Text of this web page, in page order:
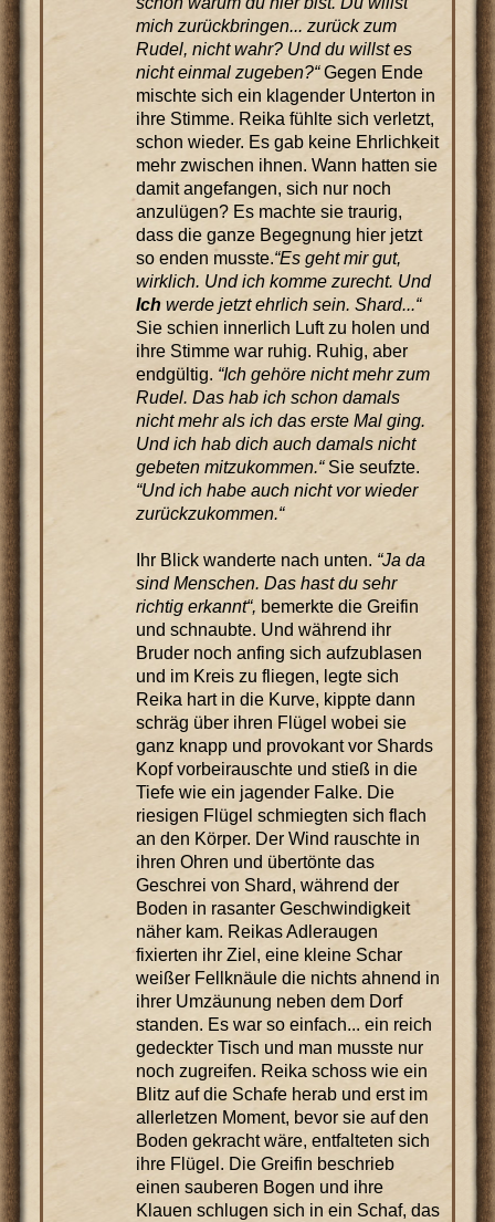
mich zurückbringen... zurück zum
Rudel, nicht wahr? Und du willst es
nicht einmal zugeben?“Gegen Ende
mischte sich ein klagender Unterton in
ihre Stimme. Reika fühlte sich verletzt,
schon wieder. Es gab keine Ehrlichkeit
mehr zwischen ihnen. Wann hatten sie
damit angefangen, sich nur noch
anzulügen? Es machte sie traurig,
dass die ganze Begegnung hier jetzt
so enden musste.“Es geht mir gut,
wirklich. Und ich komme zurecht. Und
Ichwerde jetzt ehrlich sein. Shard...“
Sie schien innerlich Luft zu holen und
ihre Stimme war ruhig. Ruhig, aber
endgültig. “Ich gehöre nicht mehr zum
Rudel. Das hab ich schon damals
nicht mehr als ich das erste Mal ging.
Und ich hab dich auch damals nicht
gebeten mitzukommen.“Sie seufzte.
“Und ich habe auch nicht vor wieder
zurückzukommen.“
Ihr Blick wanderte nach unten. “Ja da
sind Menschen. Das hast du sehr
richtig erkannt“, bemerkte die Greifin
und schnaubte. Und während ihr
Bruder noch anfing sich aufzublasen
und im Kreis zu fliegen, legte sich
Reika hart in die Kurve, kippte dann
schräg über ihren Flügel wobei sie
ganz knapp und provokant vor Shards
Kopf vorbeirauschte und stieß in die
Tiefe wie ein jagender Falke. Die
riesigen Flügel schmiegten sich flach
an den Körper. Der Wind rauschte in
ihren Ohren und übertönte das
Geschrei von Shard, während der
Boden in rasanter Geschwindigkeit
näher kam. Reikas Adleraugen
fixierten ihr Ziel, eine kleine Schar
weißer Fellknäule die nichts ahnend in
ihrer Umzäunung neben dem Dorf
standen. Es war so einfach... ein reich
gedeckter Tisch und man musste nur
noch zugreifen. Reika schoss wie ein
Blitz auf die Schafe herab und erst im
allerletzen Moment, bevor sie auf den
Boden gekracht wäre, entfalteten sich
ihre Flügel. Die Greifin beschrieb
einen sauberen Bogen und ihre
Klauen schlugen sich in ein Schaf, das